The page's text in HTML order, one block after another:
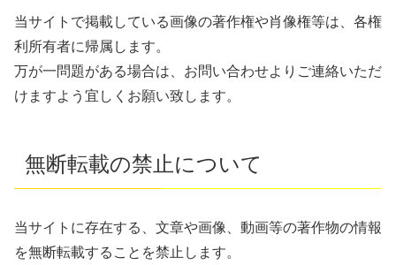
当サイトで掲載している画像の著作権や肖像権等は、各権
利所有者に帰属します。
万が一問題がある場合は、お問い合わせよりご連絡いただ
けますよう宜しくお願い致します。
無断転載の禁止について
当サイトに存在する、文章や画像、動画等の著作物の情報
を無断転載することを禁止します。